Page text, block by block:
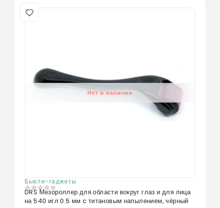
Нет в наличии
Бьюти-гаджеты
0из 5
DRS Мезороллер для области вокруг глаз и для лица
на 540 игл 0.5 мм c титановым напылением, чёрный